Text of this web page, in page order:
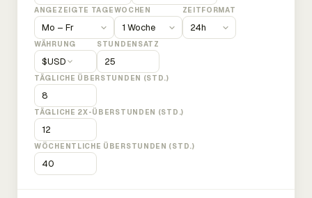
ANGEZEIGTE TAGEWOCHEN ZEITFORMAT
WÄHRUNG
$USD
STUNDENSATZ
TÄGLICHE ÜBERSTUNDEN (STD.)
TÄGLICHE 2X-ÜBERSTUNDEN (STD.)
WÖCHENTLICHE ÜBERSTUNDEN (STD.)